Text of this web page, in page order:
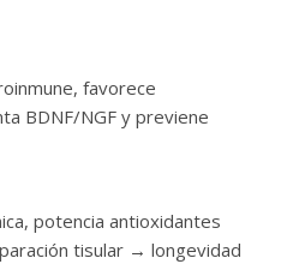
favorece
BDNF/NGF y previene
potencia antioxidantes
tisular → longevidad